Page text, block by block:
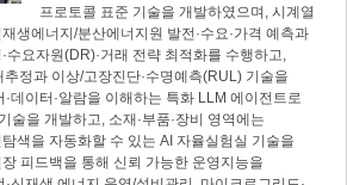
프로토콜 표준 기술을 개발하였으며, 시계열
생에너지/분산에너지원 발전·수요·가격 예측과
수요자원(DR)·거래 전략 최적화를 수행하고,
정과 이상/고장진단·수명예측(RUL) 기술을
데이터·알람을 이해하는 특화 LLM 에이전트로
술을 개발하고, 소재·부품·장비 영역에는
색을 자동화할 수 있는 AI 자율실험실 기술을
피드백을 통해 신뢰 가능한 운영지능을